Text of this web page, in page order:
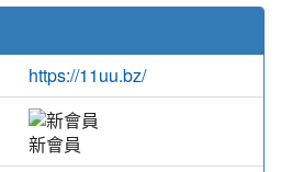
https://11uu.bz/
新會員